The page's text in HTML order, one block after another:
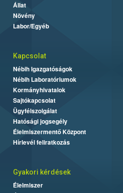
Állat
Növény
Labor/Egyéb
Kapcsolat
Nébih Igazgatóságok
Nébih Laboratóriumok
Kormányhivatalok
Sajtókapcsolat
Ügyfélszolgálat
Hatósági jogsegély
Élelmiszermentő Központ
Hírlevél feliratkozás
Gyakori kérdések
Élelmiszer